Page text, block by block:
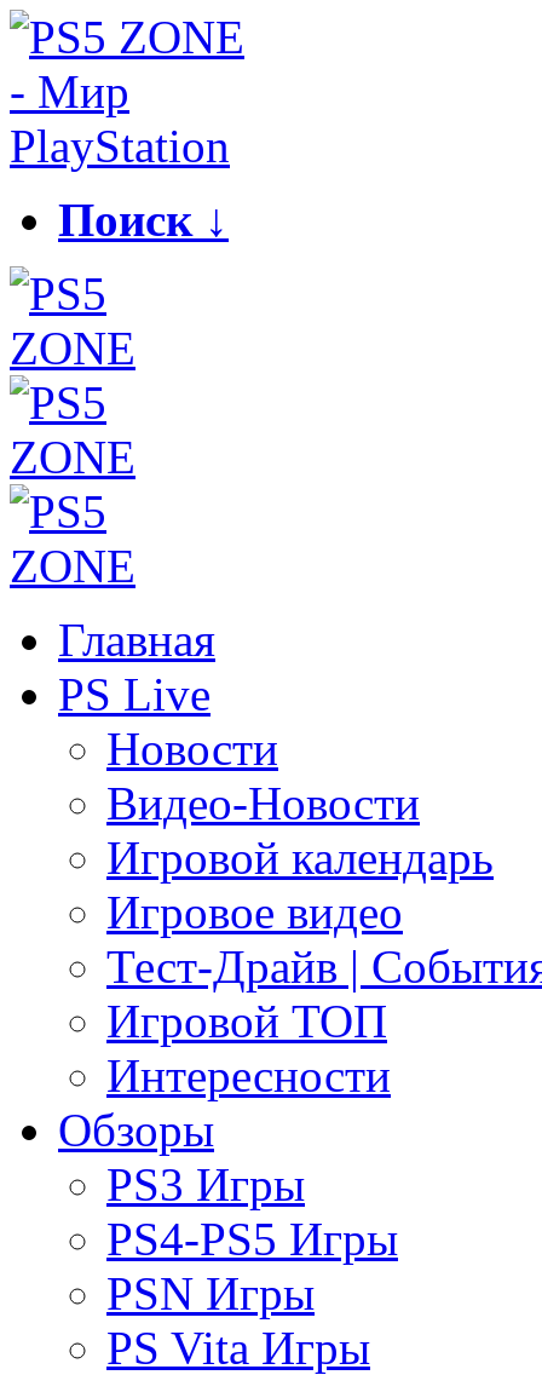
Поиск ↓
Главная
PS Live
Новости
Видео-Новости
Игровой календарь
Игровое видео
Тест-Драйв |
Игровой ТОП
Интересности
Обзоры
PS3 Игры
PS4-PS5 Игры
PSN Игры
PS Vita Игры